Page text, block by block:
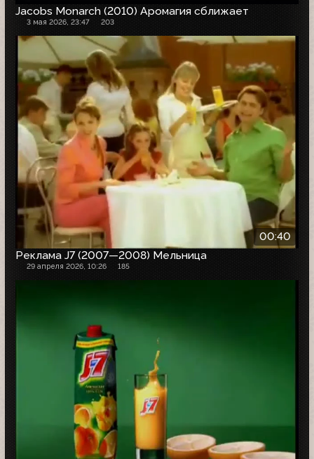
Jacobs Monarch (2010) Аромагия сближает
3 мая 2026, 23:47 203
00:40
Реклама J7 (2007—2008) Мельница
29 апреля 2026, 10:26 185